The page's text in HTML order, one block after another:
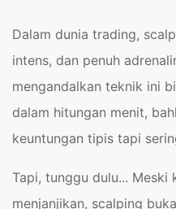
Dalam dunia trading,
intens, dan penuh
mengandalkan teknik ini
dalam hitungan menit,
keuntungan tipis tapi
Tapi, tunggu dulu... Meski
menjanjikan, scalping